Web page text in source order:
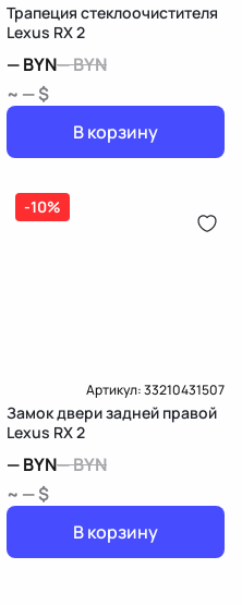
Трапеция стеклоочистителя
Lexus RX 2
—BYN—BYN
~ — $
В корзину
-10%
Артикул:33210431507
Замок двери задней правой
Lexus RX 2
—BYN—BYN
~ — $
В корзину